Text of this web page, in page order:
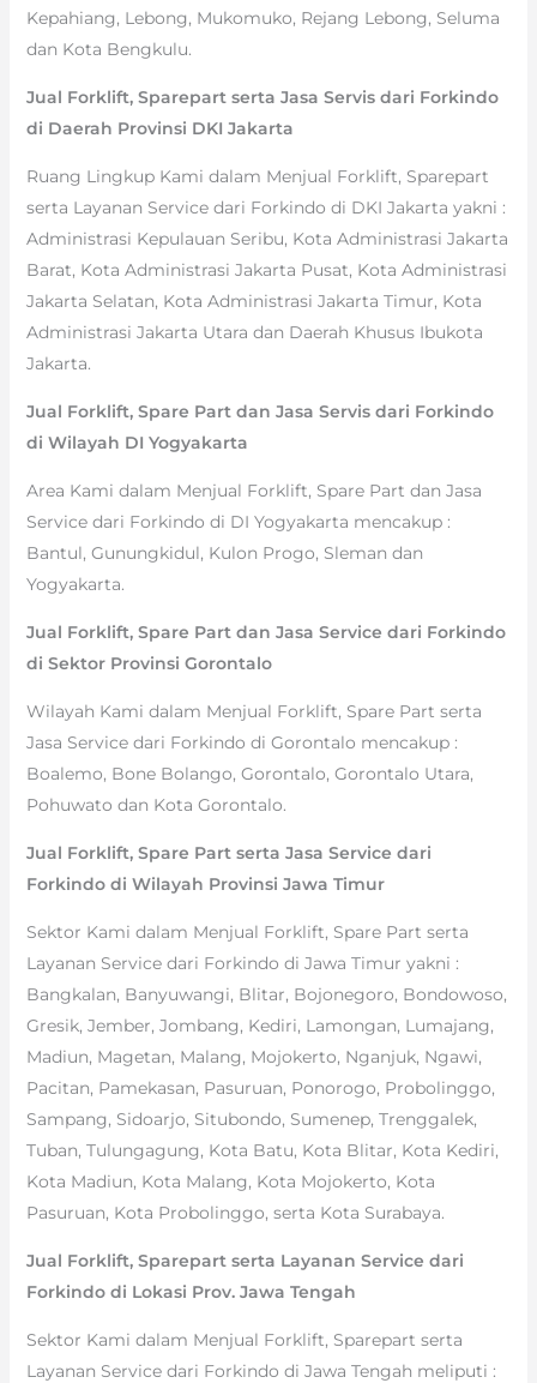
Kepahiang, Lebong, Mukomuko, Rejang Lebong, Seluma
dan Kota Bengkulu.
Jual Forklift, Sparepart serta Jasa Servis dari Forkindo
di Daerah Provinsi DKI Jakarta
Ruang Lingkup Kami dalam Menjual Forklift, Sparepart
serta Layanan Service dari Forkindo di DKI Jakarta yakni :
Administrasi Kepulauan Seribu, Kota Administrasi Jakarta
Barat, Kota Administrasi Jakarta Pusat, Kota Administrasi
Jakarta Selatan, Kota Administrasi Jakarta Timur, Kota
Administrasi Jakarta Utara dan Daerah Khusus Ibukota
Jakarta.
Jual Forklift, Spare Part dan Jasa Servis dari Forkindo
di Wilayah DI Yogyakarta
Area Kami dalam Menjual Forklift, Spare Part dan Jasa
Service dari Forkindo di DI Yogyakarta mencakup :
Bantul, Gunungkidul, Kulon Progo, Sleman dan
Yogyakarta.
Jual Forklift, Spare Part dan Jasa Service dari Forkindo
di Sektor Provinsi Gorontalo
Wilayah Kami dalam Menjual Forklift, Spare Part serta
Jasa Service dari Forkindo di Gorontalo mencakup :
Boalemo, Bone Bolango, Gorontalo, Gorontalo Utara,
Pohuwato dan Kota Gorontalo.
Jual Forklift, Spare Part serta Jasa Service dari
Forkindo di Wilayah Provinsi Jawa Timur
Sektor Kami dalam Menjual Forklift, Spare Part serta
Layanan Service dari Forkindo di Jawa Timur yakni :
Bangkalan, Banyuwangi, Blitar, Bojonegoro, Bondowoso,
Gresik, Jember, Jombang, Kediri, Lamongan, Lumajang,
Madiun, Magetan, Malang, Mojokerto, Nganjuk, Ngawi,
Pacitan, Pamekasan, Pasuruan, Ponorogo, Probolinggo,
Sampang, Sidoarjo, Situbondo, Sumenep, Trenggalek,
Tuban, Tulungagung, Kota Batu, Kota Blitar, Kota Kediri,
Kota Madiun, Kota Malang, Kota Mojokerto, Kota
Pasuruan, Kota Probolinggo, serta Kota Surabaya.
Jual Forklift, Sparepart serta Layanan Service dari
Forkindo di Lokasi Prov. Jawa Tengah
Sektor Kami dalam Menjual Forklift, Sparepart serta
Layanan Service dari Forkindo di Jawa Tengah meliputi :